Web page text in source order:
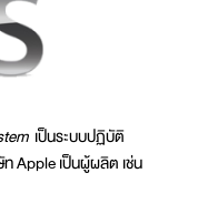
เป็นระบบปฏิบัติ
Apple เป็นผู้ผลิต เช่น